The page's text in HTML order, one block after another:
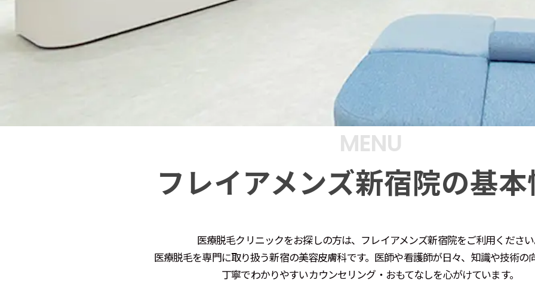
MENU
フレイアメンズ新宿院の基
医療脱毛クリニックをお探しの方は、フレイアメンズ新宿院をご利用くださ
医療脱毛を専門に取り扱う新宿の美容皮膚科です。医師や看護師が日々、知識や技術の
丁寧でわかりやすいカウンセリング・おもてなしを心がけています。